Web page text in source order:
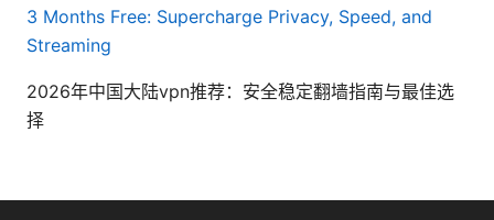
3 Months Free: Supercharge Privacy, Speed, and
Streaming
2026年中国大陆vpn推荐：安全稳定翻墙指南与最佳选
择